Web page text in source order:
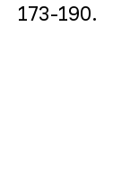
173-190.